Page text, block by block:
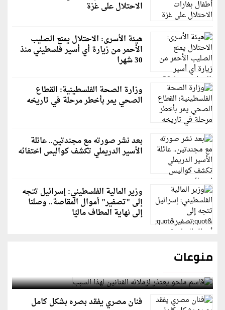
الاحتلال على غزة
هيئة الأسرى: الاحتلال يمنع الصليب
الأحمر من زيارة أي أسير فلسطيني منذ
30 شهرا
وزارة الصحة الفلسطينية: القطاع
الصحي يمر بأخطر مرحلة في تاريخه
بعد نشر صورته مع مجندتين.. عائلة
الأسير الدريملي تكشف كواليس اختفائه
وزير المالية الفلسطيني: إسرائيل تتجه
إلى "تصفير" أموال المقاصة.. وصلنا
إلى نهاية المطاف ماليًا
منوعات
قاسم ملحو يعتذر لزملائه الفنانين لهذا السبب
فنان مصري يفقد بصره بشكل كامل